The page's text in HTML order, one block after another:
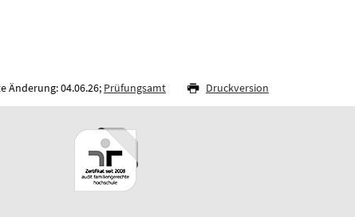
Änderung: 04.06.26; Prüfungsamt Druckversion